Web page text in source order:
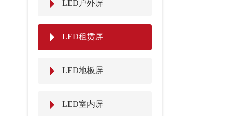
LED户外屏
LED租赁屏
LED地板屏
LED室内屏